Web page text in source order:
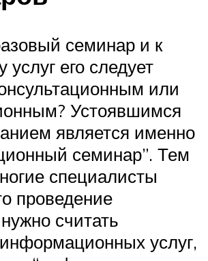
семинар и к
услуг его следует
или
Устоявшимся
является именно
семинар”. Тем
специалисты
проведение
считать
услуг,